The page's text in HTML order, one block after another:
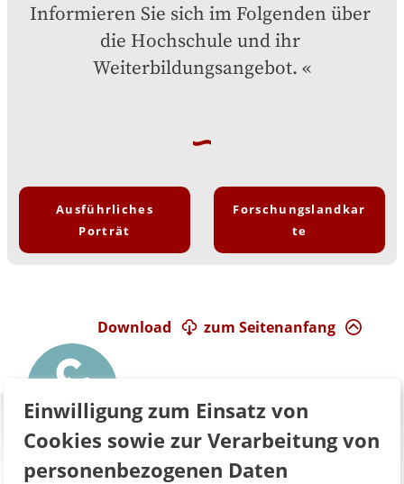
Informieren Sie sich im Folgenden über
die Hochschule und ihr
Weiterbildungsangebot.
Ausführliches
Porträt
Forschungslandkar
te
zum Seitenanfang
Download
Einwilligung zum Einsatz von
Cookies sowie zur Verarbeitung von
personenbezogenen Daten